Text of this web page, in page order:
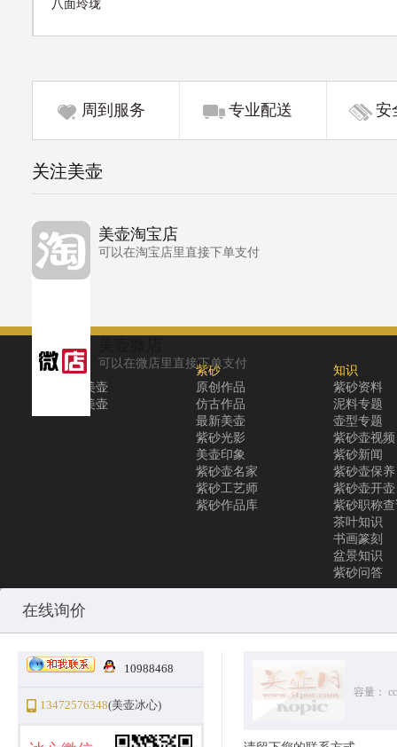
八面玲珑
周到服务 专业配送 安
关注美壶
美壶淘宝店
可以在淘宝店里直接下单支付
可以在微店里直接下单支付
关于
关于美壶
联系美壶
紫砂
原创作品
仿古作品
最新美壶
紫砂光影
美壶印象
紫砂壶名家
紫砂工艺师
紫砂作品库
知识
紫砂资料
泥料专题
壶型专题
紫砂壶视频
紫砂新闻
紫砂壶保养
紫砂壶开壶
紫砂职称
茶叶知识
书画篆刻
盆景知识
紫砂问答
Copyright © 2010-2025 All Rights Reserved
在线询价
10988468
13472576348(美壶冰心)
容量： cc